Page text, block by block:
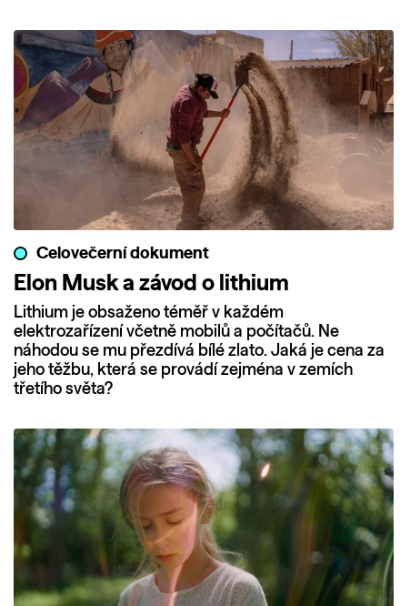
Celovečerní dokument
Elon Musk a závod o lithium
Lithium je obsaženo téměř v každém
elektrozařízení včetně mobilů a počítačů. Ne
náhodou se mu přezdívá bílé zlato. Jaká je cena za
jeho těžbu, která se provádí zejména v zemích
třetího světa?